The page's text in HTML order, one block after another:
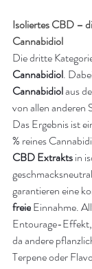
Isoliertes CBD –
Cannabidiol
Die dritte
Cannabidiol.
Cannabidiol aus
von allen anderen
Das Ergebnis ist
% reines
CBD Extrakts in
garantieren eine
freie Einnahme.
Entourage-Effekt,
da andere
Terpene oder